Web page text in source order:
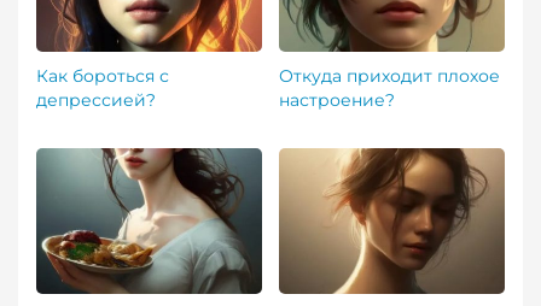
Как бороться с
депрессией?
Откуда приходит плохое
настроение?